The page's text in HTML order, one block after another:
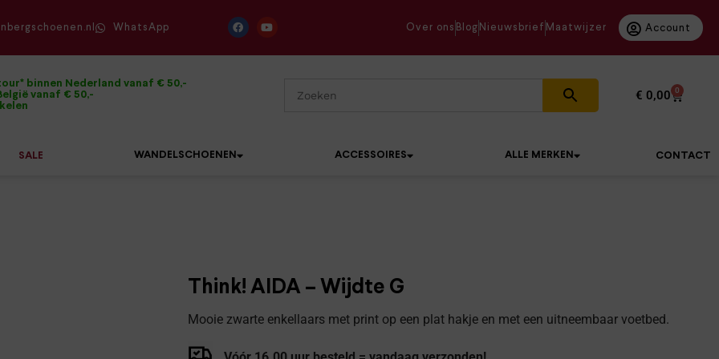
WhatsApp Over ons Blog Nieuwsbrief Maatwijzer Account
binnen Nederland vanaf € 50,-
vanaf € 50,-
€ 0,00 0
SALE WANDELSCHOENEN ACCESSOIRES ALLE MERKEN CONTACT
Think! AIDA – Wijdte G
Mooie zwarte enkellaars met print op een plat hakje en met een uitneembaar voetbed.